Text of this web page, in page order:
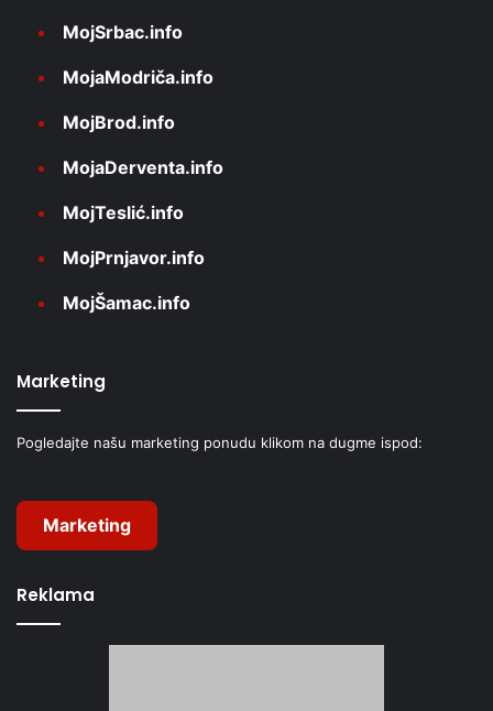
MojSrbac.info
MojaModriča.info
MojBrod.info
MojaDerventa.info
MojTeslić.info
MojPrnjavor.info
MojŠamac.info
Marketing
Pogledajte našu marketing ponudu klikom na dugme ispod:
Marketing
Reklama